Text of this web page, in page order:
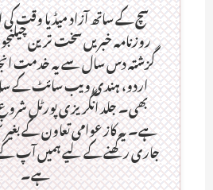
سچ کے ساتھ آزاد میڈیا وقت
روزنامہ خبریں سخت ترین
گزشتہ دس سال سے یہ خدمت
اردو، ہندی ویب سائٹ کے
بھی۔ جلد انگریزی پورٹل
ہے۔ یہ کاز عوامی تعاون کے
جاری رکھنے کے لیے ہمیں آپ
ہے۔